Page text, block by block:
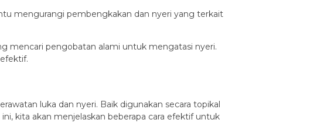
mengurangi pembengkakan dan nyeri yang terkait
mencari pengobatan alami untuk mengatasi nyeri.
luka dan nyeri. Baik digunakan secara topikal
kita akan menjelaskan beberapa cara efektif untuk